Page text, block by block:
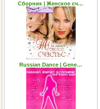
Сборник | Женское сч…
Russian Dance | Gene…